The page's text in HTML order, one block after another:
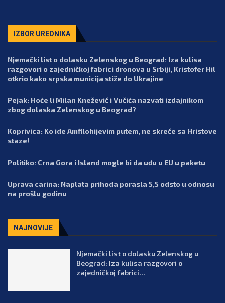
IZBOR UREDNIKA
Njemački list o dolasku Zelenskog u Beograd: Iza kulisa
razgovori o zajedničkoj fabrici dronova u Srbiji, Kristofer Hil
otkrio kako srpska municija stiže do Ukrajine
Pejak: Hoće li Milan Knežević i Vučića nazvati izdajnikom
zbog dolaska Zelenskog u Beograd?
Koprivica: Ko ide Amfilohijevim putem, ne skreće sa Hristove
staze!
Politiko: Crna Gora i Island mogle bi da uđu u EU u paketu
Uprava carina: Naplata prihoda porasla 5,5 odsto u odnosu
na prošlu godinu
NAJNOVIJE
Njemački list o dolasku Zelenskog u
Beograd: Iza kulisa razgovori o
zajedničkoj fabrici...